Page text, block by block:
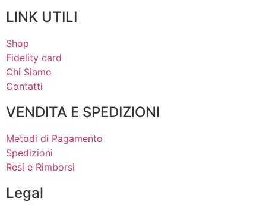
LINK UTILI
Shop
Fidelity card
Chi Siamo
Contatti
VENDITA E SPEDIZIONI
Metodi di Pagamento
Spedizioni
Resi e Rimborsi
Legal